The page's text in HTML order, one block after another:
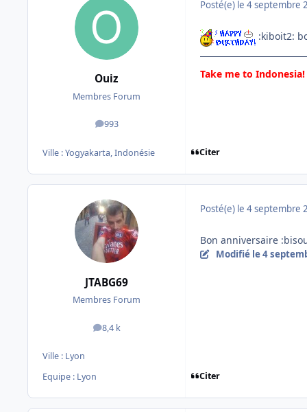
Ouiz
Membres Forum
993
messages
Ville :Yogyakarta, Indonésie
Posté(e) le 4 septembre
:kiboit2:
Take me to Indonesia!
Citer
JTABG69
Membres Forum
8,4 k
messages
Ville : Lyon
Equipe : Lyon
Posté(e) le 4 septembre
Bon anniversaire
Modifié le 4
Citer